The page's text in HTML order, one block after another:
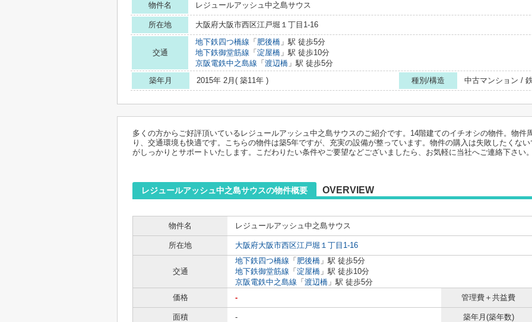
物件名 レジュールアッシュ中之島サウス
所在地 大阪府大阪市西区江戸堀１丁目1-16
交通
地下鉄四つ橋線 「 肥後橋 」駅 徒歩5分
地下鉄御堂筋線 「 淀屋橋 」駅 徒歩10分
京阪電鉄中之島線 「 渡辺橋 」駅 徒歩5分
築年月
2015年 2月( 築11年 ) 種別/構造 中古マンション /
多くの方からご好評頂いているレジュールアッシュ中之島サウスのご紹介です。14階建てのイチオシの物件。物件
り、交通環境も快適です。こちらの物件は築5年ですが、充実の設備が整っています。物件の購入は失敗したくな
がしっかりとサポートいたします。こだわりたい条件やご要望などございましたら、お気軽に当社へご連絡下さい
レジュールアッシュ中之島サウスの物件概要 OVERVIEW
物件名 レジュールアッシュ中之島サウス
所在地 大阪府大阪市西区江戸堀１丁目1-16
交通
地下鉄四つ橋線 「 肥後橋 」駅 徒歩5分
地下鉄御堂筋線 「 淀屋橋 」駅 徒歩10分
京阪電鉄中之島線 「 渡辺橋 」駅 徒歩5分
価格
- 管理費＋共益費
面積 - 築年月(築年数)